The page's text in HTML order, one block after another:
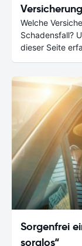
Welche
Schadensfall?
dieser Seite
Sorgenfrei
sorglos“